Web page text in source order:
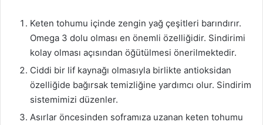
Keten tohumu içinde zengin yağ çeşitleri barındırır.
Omega 3 dolu olması en önemli özelliğidir. Sindirimi
kolay olması açısından öğütülmesi önerilmektedir.
Ciddi bir lif kaynağı olmasıyla birlikte antioksidan
özelliğide bağırsak temizliğine yardımcı olur. Sindirim
sistemimizi düzenler.
Asırlar öncesinden soframıza uzanan keten tohumu